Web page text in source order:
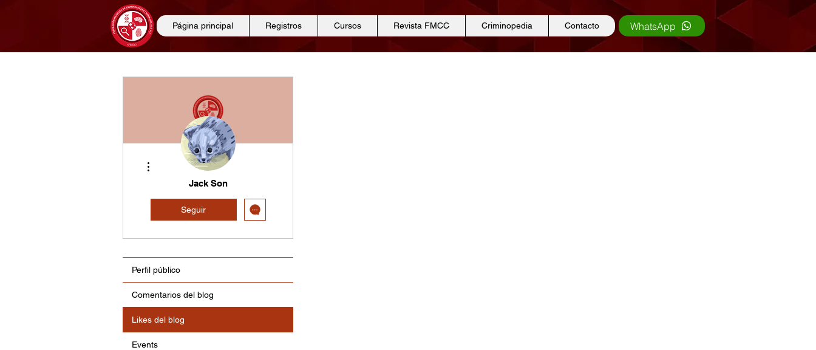
Página principal Registros Cursos Revista FMCC Criminopedia Contacto WhatsApp
Jack Son
Seguir
Más acciones
Perfil público
Comentarios del blog
Likes del blog
Events